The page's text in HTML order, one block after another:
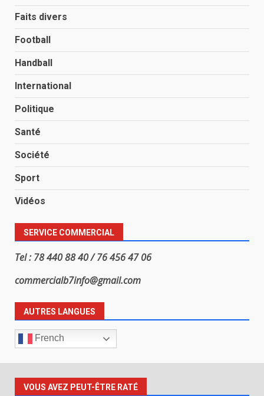
Faits divers
Football
Handball
International
Politique
Santé
Société
Sport
Vidéos
SERVICE COMMERCIAL
Tel : 78 440 88 40 / 76 456 47 06
commercialb7info@gmail.com
AUTRES LANGUES
French
VOUS AVEZ PEUT-ÊTRE RATÉ